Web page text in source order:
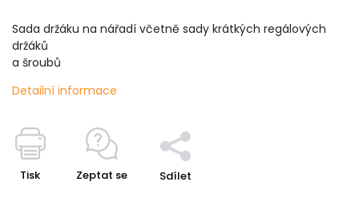
Sada držáku na nářadí včetně sady krátkých regálových
držáků
a šroubů
Detailní informace
Tisk Zeptat se Sdílet